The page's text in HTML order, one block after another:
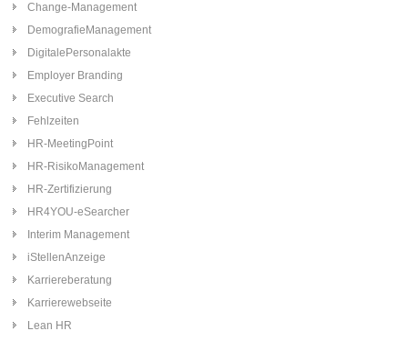
Change-Management
DemografieManagement
DigitalePersonalakte
Employer Branding
Executive Search
Fehlzeiten
HR-MeetingPoint
HR-RisikoManagement
HR-Zertifizierung
HR4YOU-eSearcher
Interim Management
iStellenAnzeige
Karriereberatung
Karrierewebseite
Lean HR